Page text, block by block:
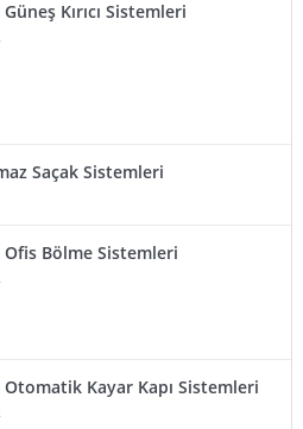
Kırıcı Sistemleri
Saçak Sistemleri
Bölme Sistemleri
Kayar Kapı Sistemleri